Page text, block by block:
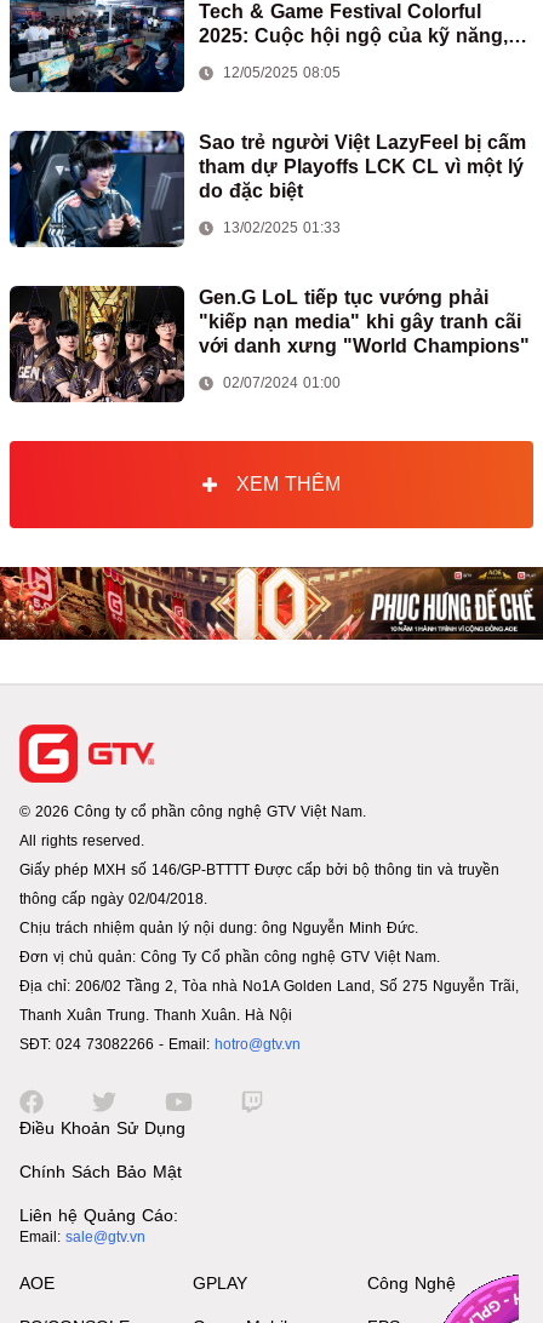
Tech & Game Festival Colorful
2025: Cuộc hội ngộ của kỹ năng,
12/05/2025 08:05
Sao trẻ người Việt LazyFeel bị cấm
tham dự Playoffs LCK CL vì một lý
do đặc biệt
13/02/2025 01:33
Gen.G LoL tiếp tục vướng phải
"kiếp nạn media" khi gây tranh cãi
với danh xưng "World Champions"
02/07/2024 01:00
XEM THÊM
© 2026 Công ty cổ phần công nghệ GTV Việt Nam.
All rights reserved.
Giấy phép MXH số 146/GP-BTTTT Được cấp bởi bộ thông tin và truyền
thông cấp ngày 02/04/2018.
Chịu trách nhiệm quản lý nội dung: ông Nguyễn Minh Đức.
Đơn vị chủ quản: Công Ty Cổ phần công nghệ GTV Việt Nam.
Địa chỉ: 206/02 Tầng 2, Tòa nhà No1A Golden Land, Số 275 Nguyễn Trãi,
Thanh Xuân Trung. Thanh Xuân. Hà Nội
SĐT: 024 73082266 - Email: hotro@gtv.vn
Điều Khoản Sử Dụng
Chính Sách Bảo Mật
Liên hệ Quảng Cáo:
Email: sale@gtv.vn
AOE GPLAY Công Nghệ